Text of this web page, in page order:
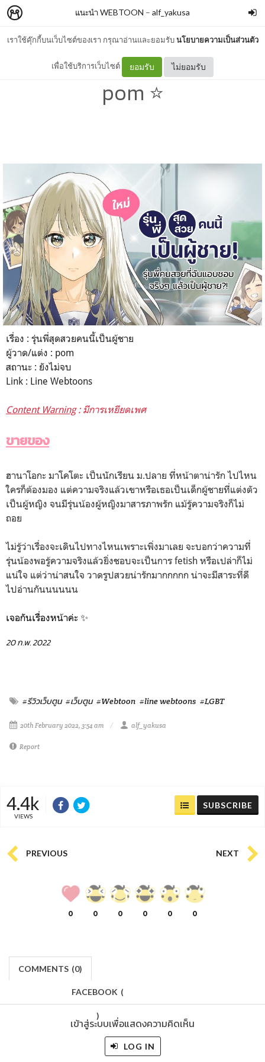
เราใช้คุ๊กกี้บนเว็บไซต์ของเรา กรุณาอ่านและยอมรับนโยบายความเป็นส่วนตัว
เพื่อใช้บริการเว็บไซต์ ยอมรับ ไม่ยอมรับ
แนะนำ WEBTOON – alf_yakusa
รุ่นพี่สุดสวยคนนี้เป็นผู้ชาย -
pom ⭐
เรื่อง : รุ่นพี่สุดสวยคนนี้เป็นผู้ชาย
ผู้วาด/แต่ง : pom
สถานะ : ยังไม่จบ
Link : Line Webtoons
Content Warning: มีการเหยียดเพศ
ขายของ
ฮานาโอกะ มาโคโตะ เป็นนักเรียน ม.ปลาย ที่หน้าตาน่ารัก ไปไหน
ใครก็ต้องมอง แต่ความจริงแล้วเขาหรือเธอเป็นเด็กผู้ชายที่แต่งตัว
เป็นผู้หญิง จนมีรุ่นน้องผู้หญิงมาสารภาพรัก แม้รู้ความจริงก็ไม่
ถอย
ไม่รู้ว่าเรื่องจะเดินไปทางไหนเพราะเพิ่งมาเลย จะบอกว่าความที่
รุ่นน้องพอรู้ความจริงแล้วยิ่งชอบจะเป็นการ fetish หรือเปล่าก็ไม่
แน่ใจ แต่ว่าน่าสนใจ วาดรูปสวยน่ารักมากกกกก น่าจะมีสาระที่ดี
ไปอ่านกันนนนนน
เจอกันเรื่องหน้าค่ะ ✨
20 ก.พ. 2022
#รีวิวเว็บตูน #เว็บตูน #Webtoon #line webtoons #LGBT
20th February 2022, 3:54 am alf_yakusa
Report
4.4k
VIEWS
SUBSCRIBE
PREVIOUS NEXT
0 0 0 0 0 0
COMMENTS (0)
FACEBOOK (
)
เข้าสู่ระบบเพื่อแสดงความคิดเห็น
LOG IN